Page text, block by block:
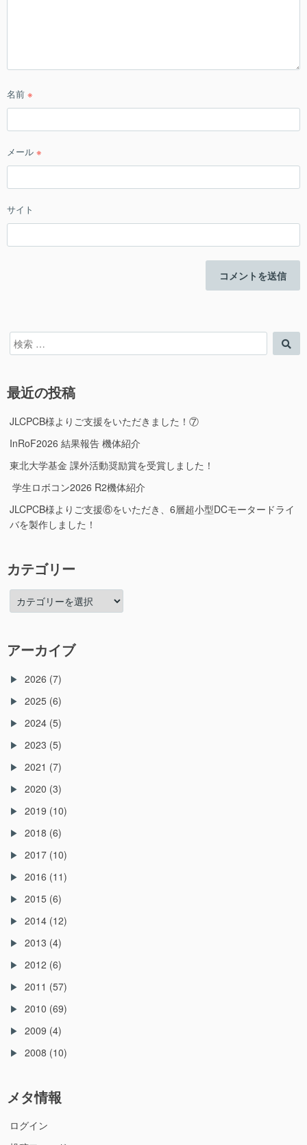
名前 ※
メール ※
サイト
検
索
索
最近の投稿
JLCPCB様よりご支援をいただきました！⑦
InRoF2026 結果報告 機体紹介
東北大学基金 課外活動奨励賞を受賞しました！
学生ロボコン2026 R2機体紹介
JLCPCB様よりご支援⑥をいただき、6層超小型DCモータードライ
バを製作しました！
カテゴリー
テ
ー
アーカイブ
2026 (7)
2025 (6)
2024 (5)
2023 (5)
2021 (7)
2020 (3)
2019 (10)
2018 (6)
2017 (10)
2016 (11)
2015 (6)
2014 (12)
2013 (4)
2012 (6)
2011 (57)
2010 (69)
2009 (4)
2008 (10)
メタ情報
ログイン